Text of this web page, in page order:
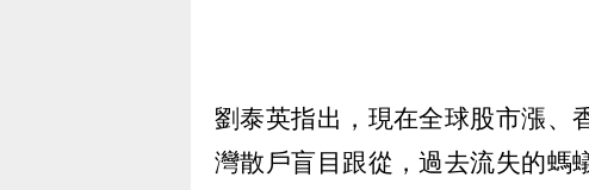
劉泰英指出，現在全球股市漲、
灣散戶盲目跟從，過去流失的螞